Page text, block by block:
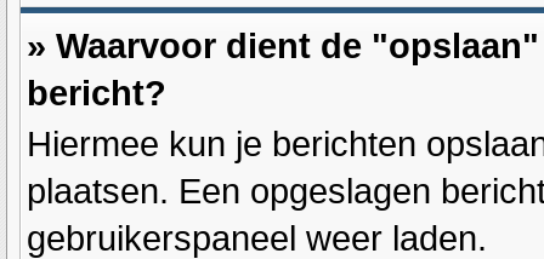
» Waarvoor dient de
bericht?
Hiermee kun je berichten
plaatsen. Een opgeslagen
gebruikerspaneel weer laden.